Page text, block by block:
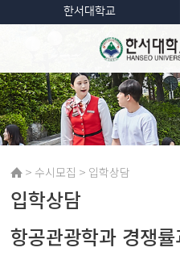
한서대학교
> 수시모집 > 입학상담
입학상담
항공관광학과 경쟁